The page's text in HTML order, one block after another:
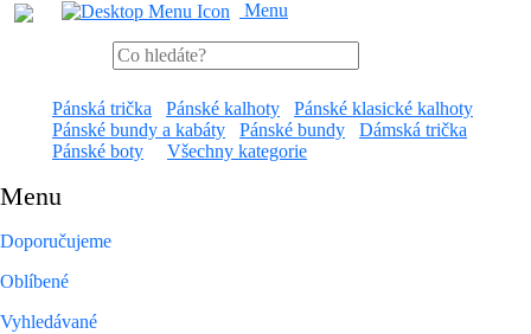
Menu
Pánská trička Pánské kalhoty
Pánské klasické kalhoty
Pánské bundy a kabáty
Pánské bundy
Dámská trička
Pánské boty
Všechny kategorie
Menu
Doporučujeme
Oblíbené
Vyhledávané